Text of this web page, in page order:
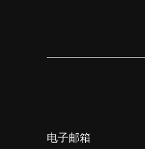
电子邮箱